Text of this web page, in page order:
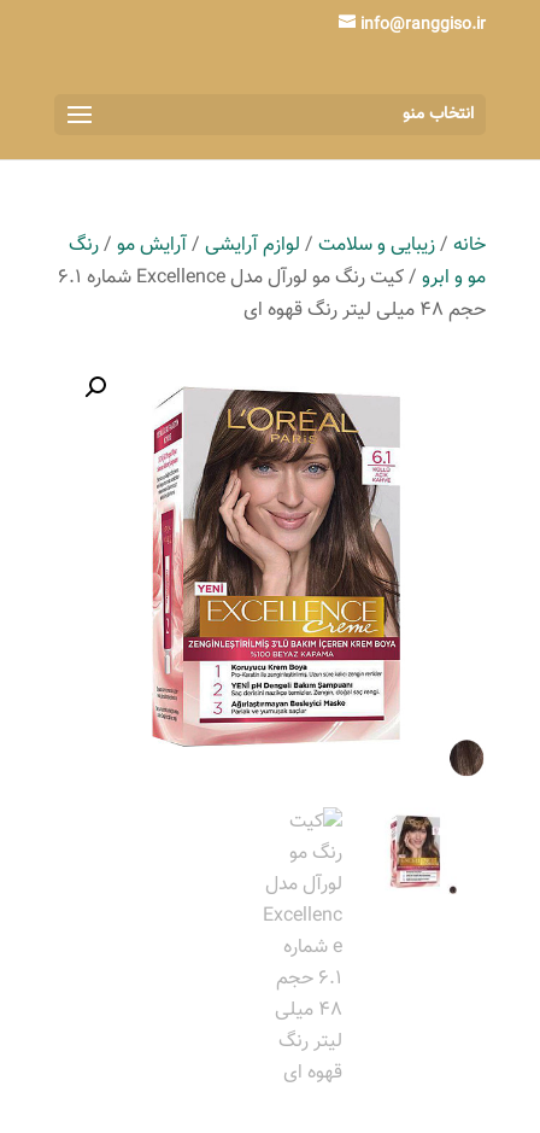
info@ranggiso.ir
انتخاب منو
خانه/زیبایی و سلامت/ لوازم آرایشی/آرایش مو/رنگ
مو و ابرو
/ کیت رنگ مو لورآل مدل Excellence شماره 6.1
حجم 48 میلی لیتر رنگ قهوه ای